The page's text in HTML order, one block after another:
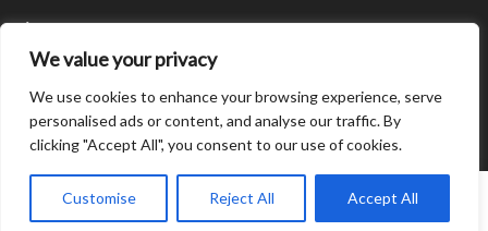
We value your privacy
We use cookies to enhance your browsing experience, serve
personalised ads or content, and analyse our traffic. By
clicking "Accept All", you consent to our use of cookies.
Customise Reject All Accept All
© Created by 8theme- Power Elite ThemeForest Author.
Home INICIAR SESIÓN Cart
Open
chaty